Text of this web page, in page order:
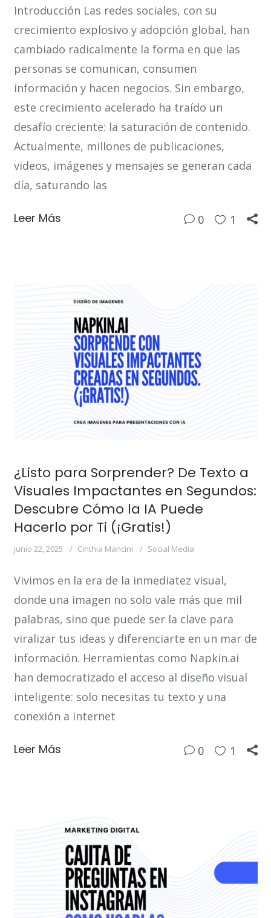
Introducción Las redes sociales, con su
crecimiento explosivo y adopción global, han
cambiado radicalmente la forma en que las
personas se comunican, consumen
información y hacen negocios. Sin embargo,
este crecimiento acelerado ha traído un
desafío creciente: la saturación de contenido.
Actualmente, millones de publicaciones,
videos, imágenes y mensajes se generan cada
día, saturando las
Leer Más 0 1
¿Listo para Sorprender? De Texto a
Visuales Impactantes en Segundos:
Descubre Cómo la IA Puede
Hacerlo por Ti (¡Gratis!)
junio 22, 2025 Cinthia Mancini Social Media
Vivimos en la era de la inmediatez visual,
donde una imagen no solo vale más que mil
palabras, sino que puede ser la clave para
viralizar tus ideas y diferenciarte en un mar de
información. Herramientas como Napkin.ai
han democratizado el acceso al diseño visual
inteligente: solo necesitas tu texto y una
conexión a internet
Leer Más 0 1